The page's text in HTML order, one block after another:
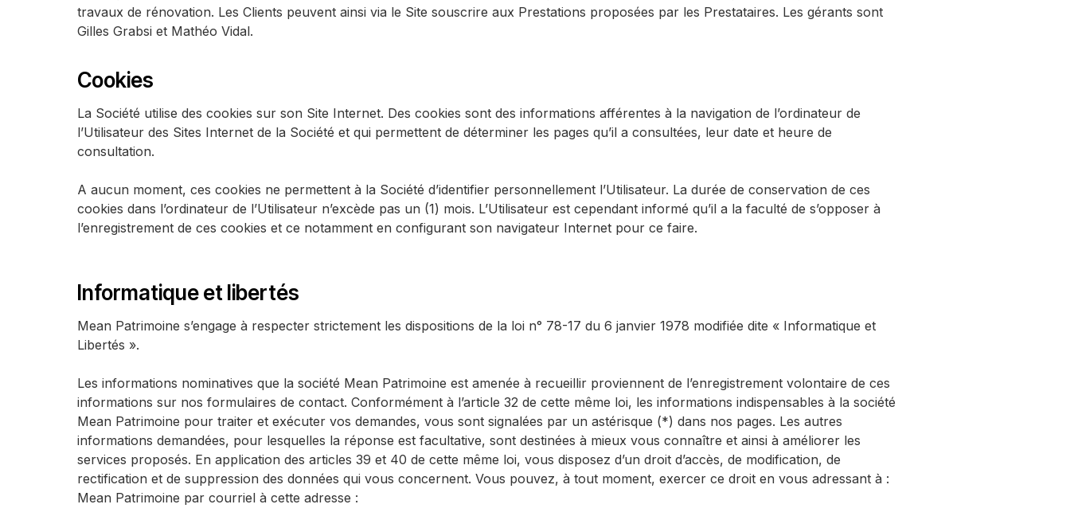
travaux de rénovation. Les Clients peuvent ainsi via le Site souscrire aux Prestations proposées par les Prestataires. Les gérants sont
Gilles Grabsi et Mathéo Vidal.‍
Cookies
La Société utilise des cookies sur son Site Internet. Des cookies sont des informations afférentes à la navigation de l’ordinateur de
l’Utilisateur des Sites Internet de la Société et qui permettent de déterminer les pages qu’il a consultées, leur date et heure de
consultation.
A aucun moment, ces cookies ne permettent à la Société d’identifier personnellement l’Utilisateur. La durée de conservation de ces
cookies dans l’ordinateur de l’Utilisateur n’excède pas un (1) mois. L’Utilisateur est cependant informé qu’il a la faculté de s’opposer à
l’enregistrement de ces cookies et ce notamment en configurant son navigateur Internet pour ce faire.
Informatique et libertés
Mean Patrimoine s’engage à respecter strictement les dispositions de la loi n° 78-17 du 6 janvier 1978 modifiée dite « Informatique et
Libertés ».
Les informations nominatives que la société Mean Patrimoine est amenée à recueillir proviennent de l’enregistrement volontaire de ces
informations sur nos formulaires de contact. Conformément à l’article 32 de cette même loi, les informations indispensables à la société
Mean Patrimoine pour traiter et exécuter vos demandes, vous sont signalées par un astérisque (*) dans nos pages. Les autres
informations demandées, pour lesquelles la réponse est facultative, sont destinées à mieux vous connaître et ainsi à améliorer les
services proposés. En application des articles 39 et 40 de cette même loi, vous disposez d’un droit d’accès, de modification, de
rectification et de suppression des données qui vous concernent. Vous pouvez, à tout moment, exercer ce droit en vous adressant à :
Mean Patrimoine par courriel à cette adresse :